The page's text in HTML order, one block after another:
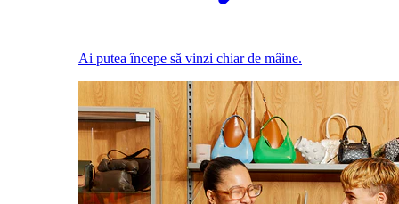
Ai putea începe să vinzi chiar de mâine.